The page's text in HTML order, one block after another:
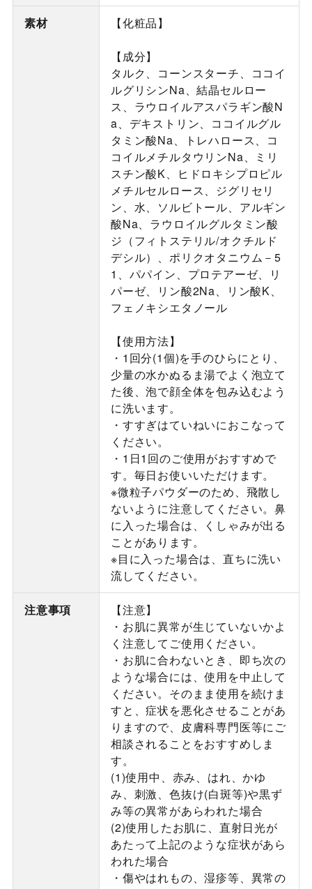
素材 【化粧品】
【成分】
タルク、コーンスターチ、ココイ
ルグリシンNa、結晶セルロー
ス、ラウロイルアスパラギン酸N
a、デキストリン、ココイルグル
タミン酸Na、トレハロース、コ
コイルメチルタウリンNa、ミリ
スチン酸K、ヒドロキシプロピル
メチルセルロース、ジグリセリ
ン、水、ソルビトール、アルギン
酸Na、ラウロイルグルタミン酸
ジ（フィトステリル/オクチルド
デシル）、ポリクオタニウム－5
1、パパイン、プロテアーゼ、リ
パーゼ、リン酸2Na、リン酸K、
フェノキシエタノール
【使用方法】
・1回分(1個)を手のひらにとり、
少量の水かぬるま湯でよく泡立て
た後、泡で顔全体を包み込むよう
に洗います。
・すすぎはていねいにおこなって
ください。
・1日1回のご使用がおすすめで
す。毎日お使いいただけます。
※微粒子パウダーのため、飛散し
ないように注意してください。鼻
に入った場合は、くしゃみが出る
ことがあります。
※目に入った場合は、直ちに洗い
流してください。
注意事項
【注意】
・お肌に異常が生じていないかよ
く注意してご使用ください。
・お肌に合わないとき、即ち次の
ような場合には、使用を中止して
ください。そのまま使用を続けま
すと、症状を悪化させることがあ
りますので、皮膚科専門医等にご
相談されることをおすすめしま
す。
(1)使用中、赤み、はれ、かゆ
み、刺激、色抜け(白斑等)や黒ず
み等の異常があらわれた場合
(2)使用したお肌に、直射日光が
あたって上記のような症状があら
われた場合
・傷やはれもの、湿疹等、異常の